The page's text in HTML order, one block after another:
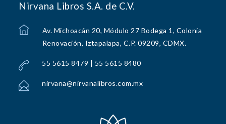
Nirvana Libros S.A. de C.V.
Av. Michoacán 20, Módulo 27 Bodega 1, Colonia
Renovación, Iztapalapa, C.P. 09209, CDMX.
55 5615 8479 | 55 5615 8480
nirvana@nirvanalibros.com.mx